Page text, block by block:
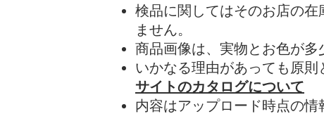
検品に関してはそのお店の
ません。
商品画像は、実物とお色が多
いかなる理由があっても原則
サイトのカタログについて
内容はアップロード時点の